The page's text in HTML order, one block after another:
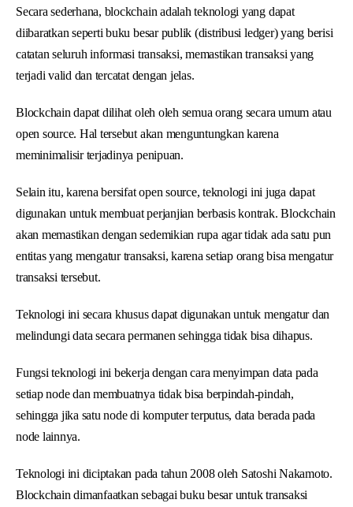
Secara sederhana, blockchain adalah teknologi yang dapat
diibaratkan seperti buku besar publik (distribusi ledger) yang berisi
catatan seluruh informasi transaksi, memastikan transaksi yang
terjadi valid dan tercatat dengan jelas.
Blockchain dapat dilihat oleh oleh semua orang secara umum atau
open source. Hal tersebut akan menguntungkan karena
meminimalisir terjadinya penipuan.
Selain itu, karena bersifat open source, teknologi ini juga dapat
digunakan untuk membuat perjanjian berbasis kontrak. Blockchain
akan memastikan dengan sedemikian rupa agar tidak ada satu pun
entitas yang mengatur transaksi, karena setiap orang bisa mengatur
transaksi tersebut.
Teknologi ini secara khusus dapat digunakan untuk mengatur dan
melindungi data secara permanen sehingga tidak bisa dihapus.
Fungsi teknologi ini bekerja dengan cara menyimpan data pada
setiap node dan membuatnya tidak bisa berpindah-pindah,
sehingga jika satu node di komputer terputus, data berada pada
node lainnya.
Teknologi ini diciptakan pada tahun 2008 oleh Satoshi Nakamoto.
Blockchain dimanfaatkan sebagai buku besar untuk transaksi